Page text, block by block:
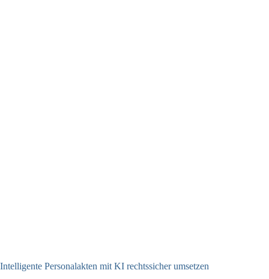
Intelligente Personalakten mit KI rechtssicher umsetzen